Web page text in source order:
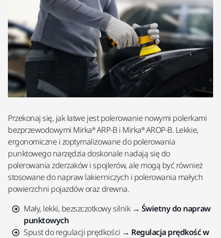
Przekonaj się, jak łatwe jest polerowanie nowymi polerkami
bezprzewodowymi Mirka® ARP-B i Mirka® AROP-B. Lekkie,
ergonomiczne i zoptymalizowane do polerowania
punktowego narzędzia doskonale nadają się do
polerowania zderzaków i spojlerów, ale mogą być również
stosowane do napraw lakierniczych i polerowania małych
powierzchni pojazdów oraz drewna.
Mały, lekki, bezszczotkowy silnik → Świetny do napraw
punktowych
Spust do regulacji prędkości → Regulacja prędkość w